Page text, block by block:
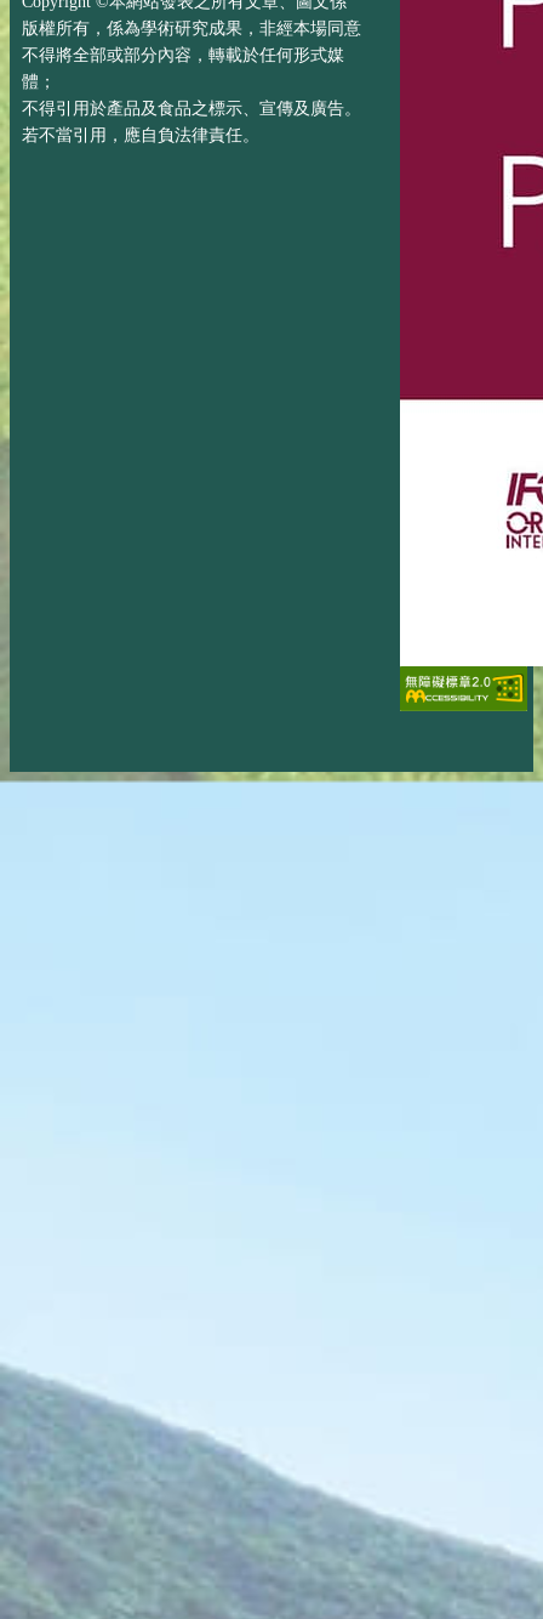
版權所有，係為學術研究成果，非經本場同意
不得將全部或部分內容，轉載於任何形式媒
體；
不得引用於產品及食品之標示、宣傳及廣告。
若不當引用，應自負法律責任。